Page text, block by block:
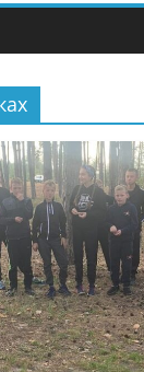
в сети
Воронинского